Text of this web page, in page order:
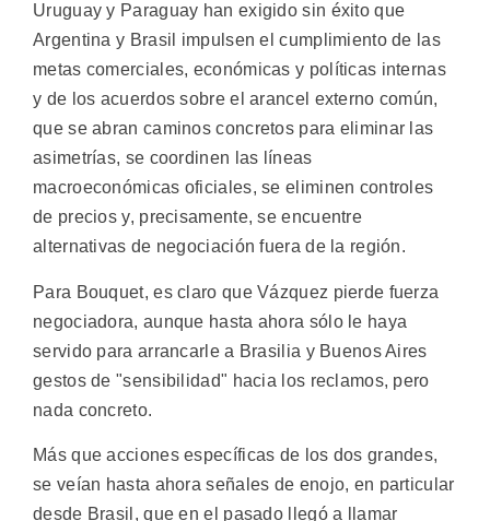
Uruguay y Paraguay han exigido sin éxito que
Argentina y Brasil impulsen el cumplimiento de las
metas comerciales, económicas y políticas internas
y de los acuerdos sobre el arancel externo común,
que se abran caminos concretos para eliminar las
asimetrías, se coordinen las líneas
macroeconómicas oficiales, se eliminen controles
de precios y, precisamente, se encuentre
alternativas de negociación fuera de la región.
Para Bouquet, es claro que Vázquez pierde fuerza
negociadora, aunque hasta ahora sólo le haya
servido para arrancarle a Brasilia y Buenos Aires
gestos de "sensibilidad" hacia los reclamos, pero
nada concreto.
Más que acciones específicas de los dos grandes,
se veían hasta ahora señales de enojo, en particular
desde Brasil, que en el pasado llegó a llamar